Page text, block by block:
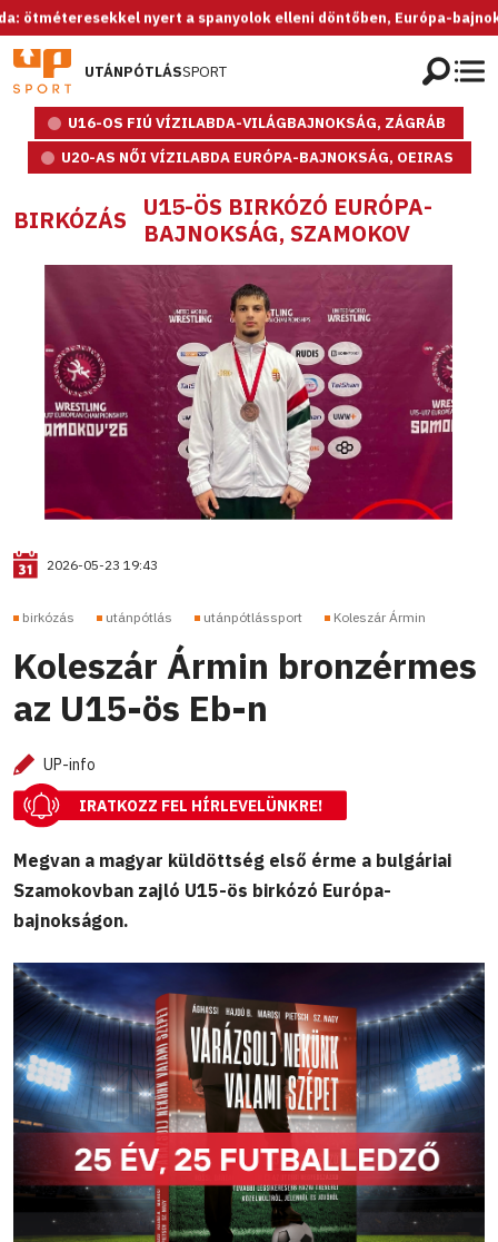
nyert a spanyolok elleni döntőben, Európa-bajnok az
UTÁNPÓTLÁSSPORT
U16-OS FIÚ VÍZILABDA-VILÁGBAJNOKSÁG, ZÁGRÁB
U20-AS NŐI VÍZILABDA EURÓPA-BAJNOKSÁG, OEIRAS
BIRKÓZÁS
U15-ÖS BIRKÓZÓ EURÓPA-
BAJNOKSÁG, SZAMOKOV
2026-05-23 19:43
birkózás utánpótlás utánpótlássport Koleszár Ármin
Koleszár Ármin bronzérmes
az U15-ös Eb-n
UP-info
IRATKOZZ FEL HÍRLEVELÜNKRE!
Megvan a magyar küldöttség első érme a bulgáriai
Szamokovban zajló U15-ös birkózó Európa-
bajnokságon.